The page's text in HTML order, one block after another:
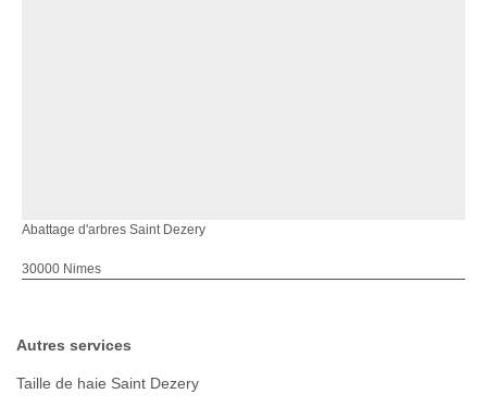
Abattage d'arbres Saint Dezery
30000 Nimes
Autres services
Taille de haie Saint Dezery